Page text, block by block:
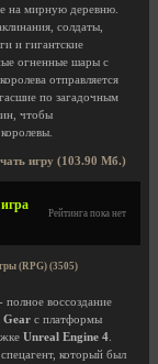
на мирную деревню.
солдаты,
и гигантские
огненные шары с
отправляется
по загадочным
чтобы
игру (103.90 Мб.)
Рейтинга пока нет
(RPG) (3505)
- полное воссоздание
Gear с платформы
Unreal Engine 4
который был